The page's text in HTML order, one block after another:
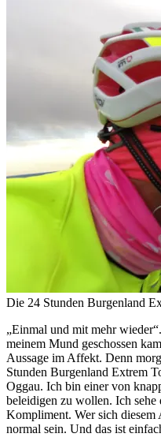
Die 24 Stunden Burgenland
„Einmal und mit mehr
meinem Mund geschossen
Aussage im Affekt. Denn
Stunden Burgenland Extrem
Oggau. Ich bin einer von
beleidigen zu wollen. Ich
Kompliment. Wer sich diesem
normal sein. Und das ist